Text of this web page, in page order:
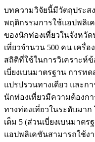
บทความวิจัยนี้มีวัตถุประส
พฤติกรรมการใช้แอปพลิเ
ของนักท่องเที่ยวในจังหวั
เที่ยวจำนวน 500 คน เครื่
สถิติที่ใช้ในการวิเคราะห์
เบี่ยงเบนมาตรฐาน การท
แปรปรวนทางเดียว และก
นักท่องเที่ยวมีความต้องก
ทางท่องเที่ยวในระดับมา
เต็ม 5 (ส่วนเบี่ยงเบนมาต
แอปพลิเคชันสามารถใช้ง